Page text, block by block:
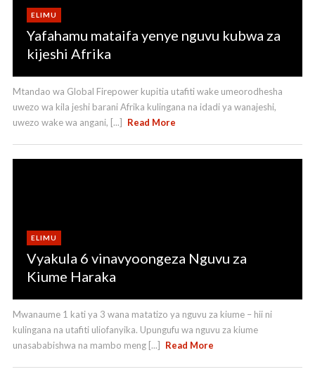
ELIMU
Yafahamu mataifa yenye nguvu kubwa za
kijeshi Afrika
Mtandao wa Global Firepower kupitia utafiti wake umeorodhesha
uwezo wa kila jeshi barani Afrika kulingana na idadi ya wanajeshi,
uwezo wake wa angani, [...]
Read More
ELIMU
Vyakula 6 vinavyoongeza Nguvu za
Kiume Haraka
Mwanaume 1 kati ya 3 wana matatizo ya nguvu za kiume – hii ni
kulingana na utafiti uliofanyika. Upungufu wa nguvu za kiume
unasababishwa na mambo meng [...]
Read More